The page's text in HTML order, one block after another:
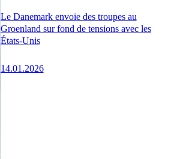
Le Danemark envoie des troupes au
Groenland sur fond de tensions avec les
États-Unis
14.01.2026